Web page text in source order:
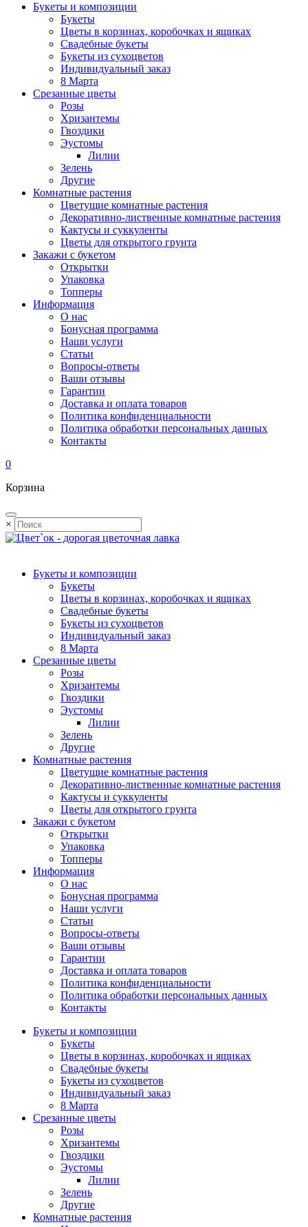
Букеты и композиции
Букеты
Цветы в корзинах, коробочках и ящиках
Свадебные букеты
Букеты из сухоцветов
Индивидуальный заказ
8 Марта
Срезанные цветы
Розы
Хризантемы
Гвоздики
Эустомы
Лилии
Зелень
Другие
Комнатные растения
Цветущие комнатные растения
Декоративно-лиственные комнатные растения
Кактусы и суккуленты
Цветы для открытого грунта
Закажи с букетом
Открытки
Упаковка
Топперы
Информация
О нас
Бонусная программа
Наши услуги
Статьи
Вопросы-ответы
Ваши отзывы
Гарантии
Доставка и оплата товаров
Политика конфиденциальности
Политика обработки персональных данных
Контакты
0
Корзина
×
Букеты и композиции
Букеты
Цветы в корзинах, коробочках и ящиках
Свадебные букеты
Букеты из сухоцветов
Индивидуальный заказ
8 Марта
Срезанные цветы
Розы
Хризантемы
Гвоздики
Эустомы
Лилии
Зелень
Другие
Комнатные растения
Цветущие комнатные растения
Декоративно-лиственные комнатные растения
Кактусы и суккуленты
Цветы для открытого грунта
Закажи с букетом
Открытки
Упаковка
Топперы
Информация
О нас
Бонусная программа
Наши услуги
Статьи
Вопросы-ответы
Ваши отзывы
Гарантии
Доставка и оплата товаров
Политика конфиденциальности
Политика обработки персональных данных
Контакты
Букеты и композиции
Букеты
Цветы в корзинах, коробочках и ящиках
Свадебные букеты
Букеты из сухоцветов
Индивидуальный заказ
8 Марта
Срезанные цветы
Розы
Хризантемы
Гвоздики
Эустомы
Лилии
Зелень
Другие
Комнатные растения